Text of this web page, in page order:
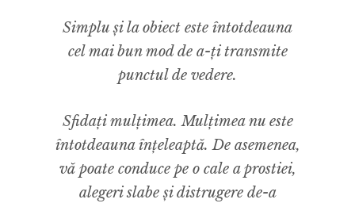
Simplu și la obiect este întotdeauna
cel mai bun mod de a-ți transmite
punctul de vedere.
Sfidați mulțimea. Mulțimea nu este
întotdeauna înțeleaptă. De asemenea,
vă poate conduce pe o cale a prostiei,
alegeri slabe și distrugere de-a